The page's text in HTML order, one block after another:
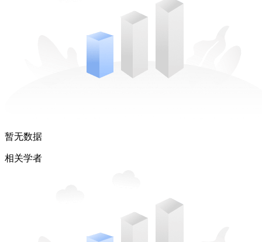
暂无数据
相关学者